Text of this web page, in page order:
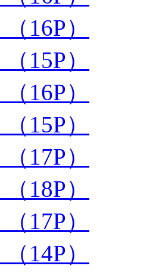
（16P）
（15P）
（16P）
（15P）
（17P）
（18P）
（17P）
（14P）